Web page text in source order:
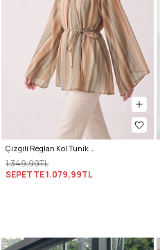
Çizgili Reglan Kol Tunik 260203 - HAKİ
1.349,99TL
SEPETTE1.079,99TL